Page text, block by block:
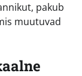
pakub
muutuvad